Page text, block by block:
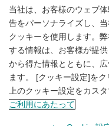
サイト
ソーシ
個
当社は、お客様のウェブ
告をパーソナライズし、
クッキーを使用します。
する情報は、お客様が提
から得た情報とともに、
ます。 [クッキー設定]を
上のクッキー設定をカス
ご利用にあたって